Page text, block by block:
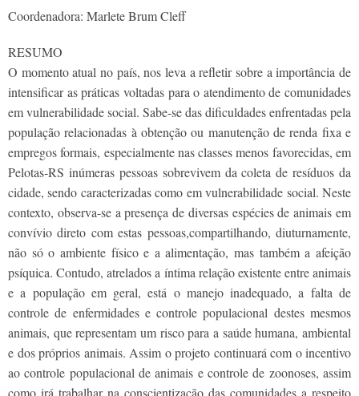
Coordenadora: Marlete Brum Cleff
RESUMO
O momento atual no país, nos leva a refletir sobre a importância de
intensificar as práticas voltadas para o atendimento de comunidades
em vulnerabilidade social. Sabe-se das dificuldades enfrentadas pela
população relacionadas à obtenção ou manutenção de renda fixa e
empregos formais, especialmente nas classes menos favorecidas, em
Pelotas-RS inúmeras pessoas sobrevivem da coleta de resíduos da
cidade, sendo caracterizadas como em vulnerabilidade social. Neste
contexto, observa-se a presença de diversas espécies de animais em
convívio direto com estas pessoas,compartilhando, diuturnamente,
não só o ambiente físico e a alimentação, mas também a afeição
psíquica. Contudo, atrelados a íntima relação existente entre animais
e a população em geral, está o manejo inadequado, a falta de
controle de enfermidades e controle populacional destes mesmos
animais, que representam um risco para a saúde humana, ambiental
e dos próprios animais. Assim o projeto continuará com o incentivo
ao controle populacional de animais e controle de zoonoses, assim
como irá trabalhar na conscientização das comunidades a respeito